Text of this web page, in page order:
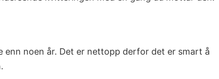
enn noen år. Det er nettopp derfor det er smart å